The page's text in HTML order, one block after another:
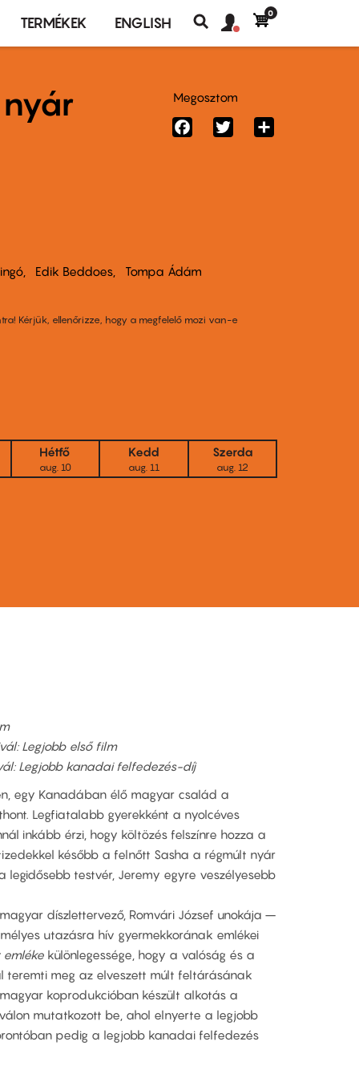
TERMÉKEK ENGLISH
Keresés
fiók
Felhasználói
0
nyár
Edik Beddoes Tompa Ádám
Kérjük, ellenőrizze, hogy a megfelelő mozi van-e
Hétfő
aug. 10
Kedd
aug. 11
Szerda
aug. 12
Megosztom
FacebookTwitter
Legjobb első film
Legjobb kanadai felfedezés-díj
egy Kanadában élő magyar család a
Legfiatalabb gyerekként a nyolcéves
inkább érzi, hogy költözés felszínre hozza a
később a felnőtt Sasha a régmúlt nyár
testvér, Jeremy egyre veszélyesebb
díszlettervező, Romvári József unokája –
utazásra hív gyermekkorának emlékei
emléke különlegessége, hogy a valóság és a
meg az elveszett múlt feltárásának
koprodukcióban készült alkotás a
mutatkozott be, ahol elnyerte a legjobb
pedig a legjobb kanadai felfedezés